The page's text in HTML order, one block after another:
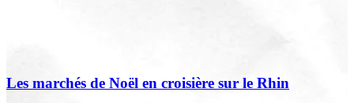
Les marchés de Noël en croisière sur le Rhin